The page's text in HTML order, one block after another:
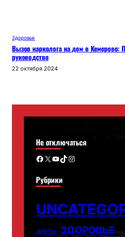
Здоровье
Вызов нарколога на дом в Кемерово:
руководство
22 октября 2024
Не отключаться
Facebook X YouTube TikTok Instagram
Рубрики
ДИЕТЫ ЗДОРОВЬЕ